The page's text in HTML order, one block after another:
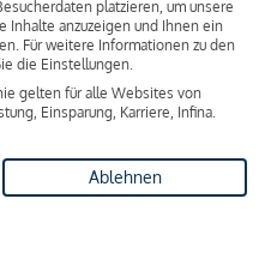
Tipps
Barometer
platzieren, um unsere
Inhalte anzuzeigen und Ihnen ein
Für weitere Informationen zu den
die Einstellungen.
gelten für alle Websites von
Einsparung, Karriere, Infina.
Ablehnen